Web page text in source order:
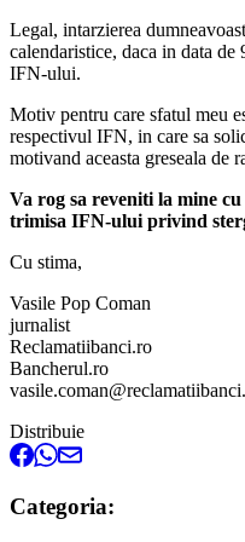
Legal, intarzierea
calendaristice, daca in data
IFN-ului.
Motiv pentru care sfatul meu
respectivul IFN, in care sa
motivand aceasta greseala de
Va rog sa reveniti la mine
trimisa IFN-ului privind
Cu stima,
Vasile Pop Coman
jurnalist
Reclamatiibanci.ro
Bancherul.ro
Distribuie
Categoria: